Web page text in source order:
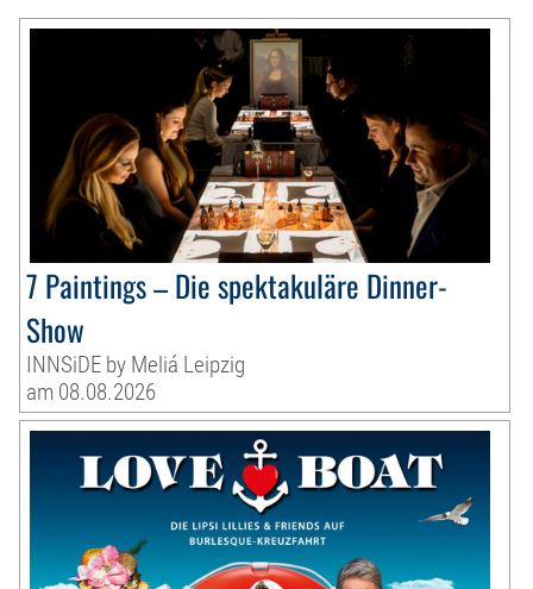
7 Paintings – Die spektakuläre Dinner-
Show
INNSiDE by Meliá Leipzig
am 08.08.2026